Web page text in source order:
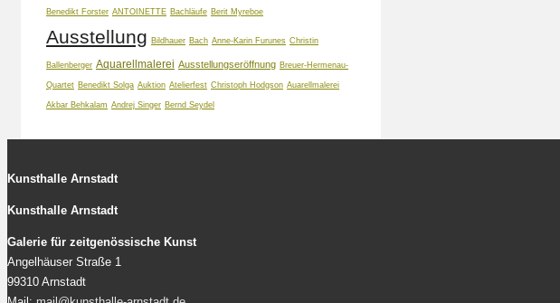
Benedikt Forster ANTOINETTE Bachläufe Berit Myreboe
Ausstellung Bildhauer Bach Anne-Karin Furunes Christin
Ballenberger Aquarellmalerei Ausstellungseröffnung Breuer-Hermenau-
Quartet Benedikt Solga Auktion Atelierfest Christoph Hodgson Auarellmalerei
Akbar Behkalam Andrej Singer Bernd Seydel
Kunsthalle Arnstadt
Kunsthalle Arnstadt
Galerie für zeitgenössische Kunst
Angelhäuser Straße 1
99310 Arnstadt